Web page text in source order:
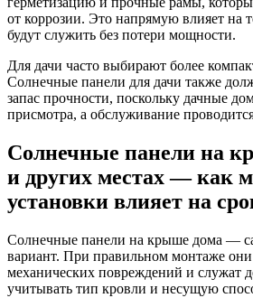
от коррозии. Это напрямую влияет на
будут служить без потери мощности.
Для дачи часто выбирают более
Солнечные панели для дачи также
запас прочности, поскольку дачные
присмотра, а обслуживание
Солнечные панели на
и других местах — как
установки влияет на
Солнечные панели на крыше дома —
вариант. При правильном монтаже
механических повреждений и служат
учитывать тип кровли и несущую